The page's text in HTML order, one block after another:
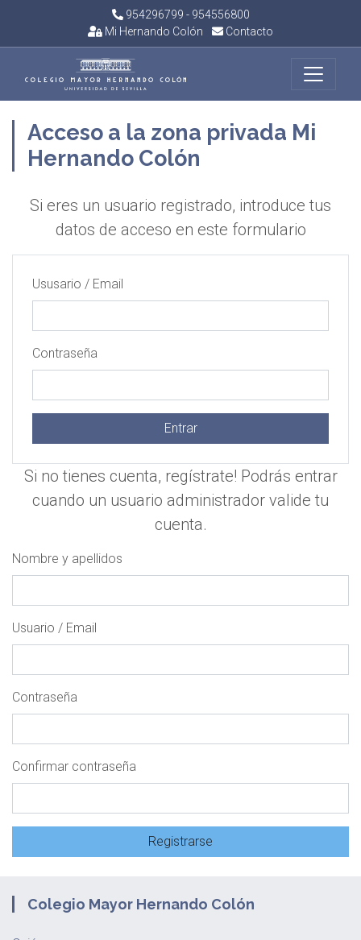
954296799 - 954556800
Mi Hernando Colón
Contacto
Acceso a la zona privada Mi
Hernando Colón
Si eres un usuario registrado, introduce tus
datos de acceso en este formulario
Ususario / Email
Contraseña
Entrar
Si no tienes cuenta, regístrate! Podrás entrar
cuando un usuario administrador valide tu
cuenta.
Nombre y apellidos
Usuario / Email
Contraseña
Confirmar contraseña
Registrarse
Colegio Mayor Hernando Colón